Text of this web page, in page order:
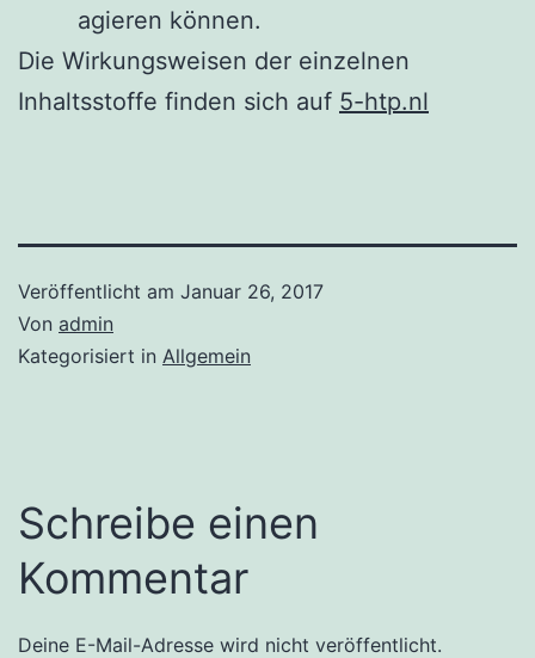
agieren können.
Die Wirkungsweisen der einzelnen
Inhaltsstoffe finden sich auf 5-htp.nl
Veröffentlicht am Januar 26, 2017
Von admin
Kategorisiert in Allgemein
Schreibe einen
Kommentar
Deine E-Mail-Adresse wird nicht veröffentlicht.